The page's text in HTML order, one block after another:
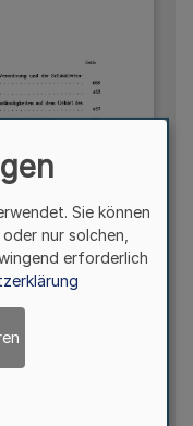
Sie können
nur solchen,
erforderlich